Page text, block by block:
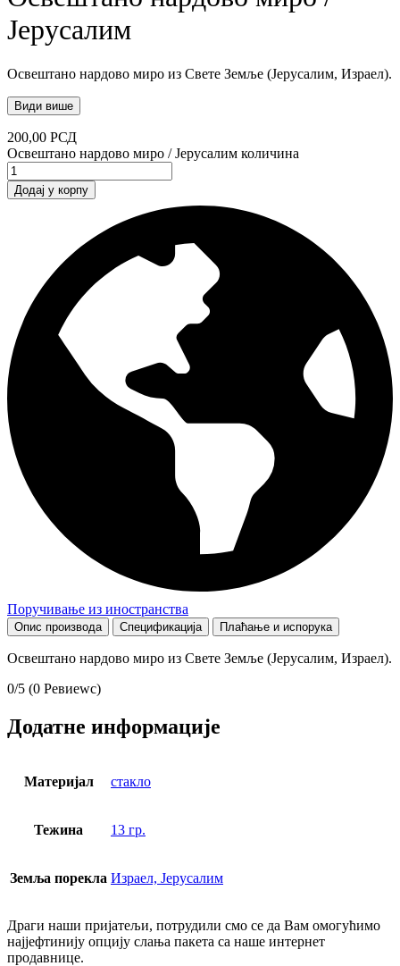
Јерусалим
Освештано нардово миро из Свете Земље (Јерусалим, Израел).
Види више
200,00 РСД
Освештано нардово миро / Јерусалим количина
Додај у корпу
Поручивање из иностранства
Опис производа Спецификација Плаћање и испорука
Освештано нардово миро из Свете Земље (Јерусалим, Израел).
0/5 (0 Ревиеwс)
Додатне информације
Материјал стакло
Тежина 13 гр.
Земља порекла Израел, Јерусалим
Драги наши пријатељи, потрудили смо се да Вам омогућимо
најјефтинију опцију слања пакета са наше интернет
продавнице.